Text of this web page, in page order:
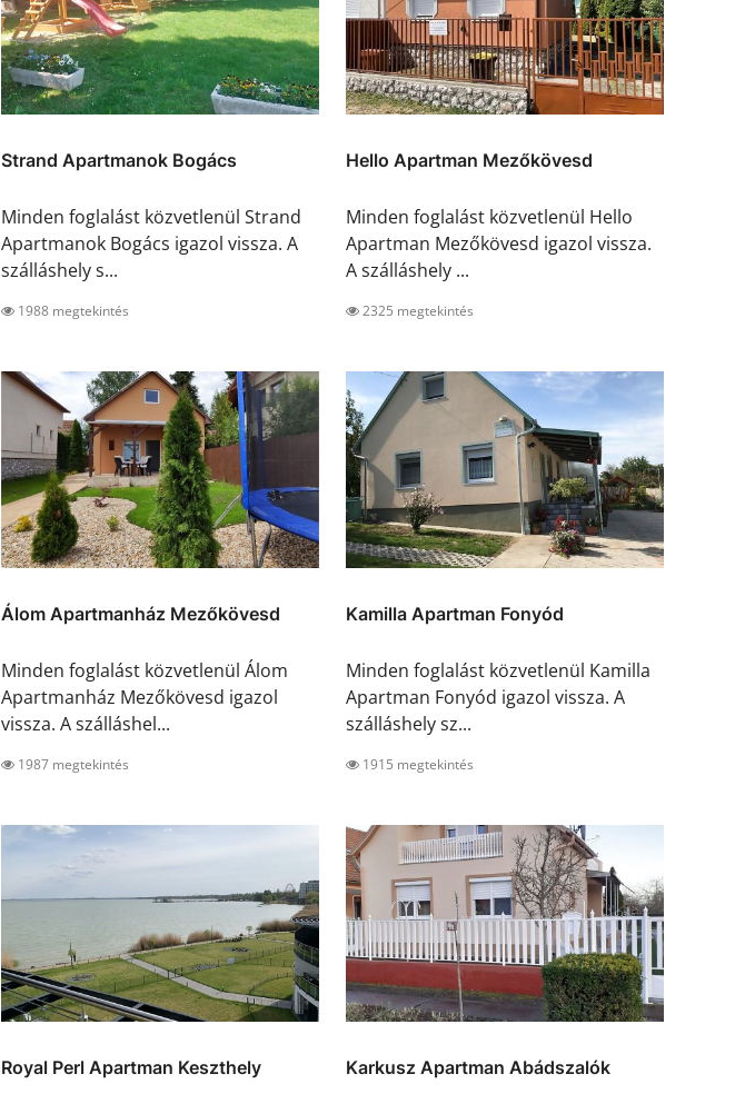
Strand Apartmanok Bogács
Minden foglalást közvetlenül Strand
Apartmanok Bogács igazol vissza. A
szálláshely s...
1988 megtekintés
Hello Apartman Mezőkövesd
Minden foglalást közvetlenül Hello
Apartman Mezőkövesd igazol vissza.
A szálláshely ...
2325 megtekintés
Álom Apartmanház Mezőkövesd
Minden foglalást közvetlenül Álom
Apartmanház Mezőkövesd igazol
vissza. A szálláshel...
1987 megtekintés
Kamilla Apartman Fonyód
Minden foglalást közvetlenül Kamilla
Apartman Fonyód igazol vissza. A
szálláshely sz...
1915 megtekintés
Royal Perl Apartman Keszthely Karkusz Apartman Abádszalók